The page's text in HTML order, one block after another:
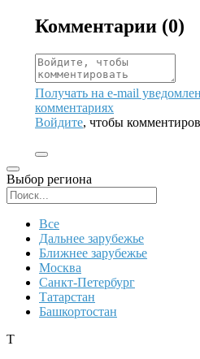
Комментарии (0)
Получать на e‑mail
комментариях
Войдите, чтобы
Выбор региона
Все
Дальнее зарубежье
Ближнее зарубежье
Москва
Санкт-Петербург
Татарстан
Башкортостан
Т